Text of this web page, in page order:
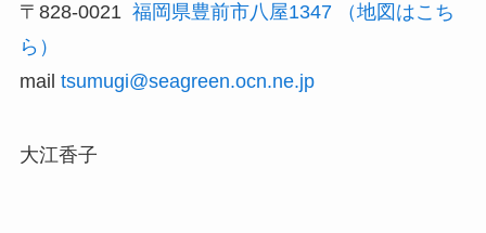
〒828-0021福岡県豊前市八屋1347
（地図はこち
ら）
mail tsumugi@seagreen.ocn.ne.jp
大江香子